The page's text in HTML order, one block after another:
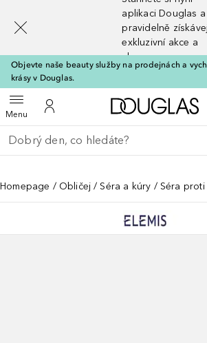
aplikaci Douglas a
pravidelně
exkluzivní akce a
slevy
Objevte naše beauty služby na prodejnách a
krásy v Douglas.
MenuOtevřít menuK mému účtu
Vraťte se
Proveďte vyhledávání
Homepage Obličej Séra a kúry Séra proti
[navigation.slideout.screenreader]